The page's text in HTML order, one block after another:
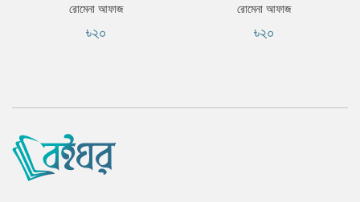
রোমেনা আফাজ
৳২০
রোমেনা আফাজ
৳২০